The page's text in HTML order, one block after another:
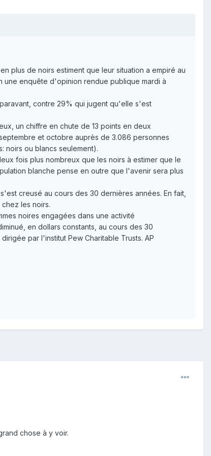
plus de noirs estiment que leur situation a empiré au
une enquête d'opinion rendue publique mardi à
contre 29% qui jugent qu'elle s'est
un chiffre en chute de 13 points en deux
et octobre auprès de 3.086 personnes
noirs ou blancs seulement).
fois plus nombreux que les noirs à estimer que le
blanche pense en outre que l'avenir sera plus
creusé au cours des 30 dernières années. En fait,
les noirs.
noires engagées dans une activité
en dollars constants, au cours des 30
par l'institut Pew Charitable Trusts. AP
chose à y voir.